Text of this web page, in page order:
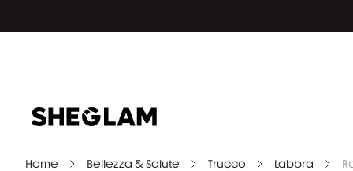
Home Bellezza & Salute Trucco Labbra